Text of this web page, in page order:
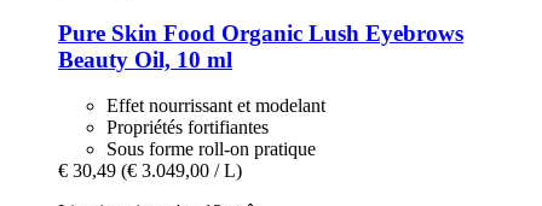
Pure Skin Food Organic Lush Eyebrows
Beauty Oil, 10 ml
Effet nourrissant et modelant
Propriétés fortifiantes
Sous forme roll-on pratique
€ 30,49 (€ 3.049,00 / L)